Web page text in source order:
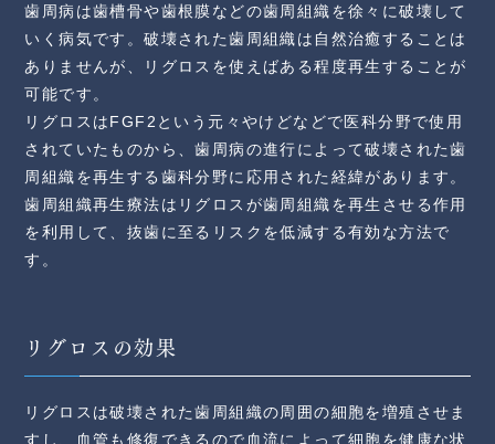
歯周病は歯槽骨や歯根膜などの歯周組織を徐々に破壊して
いく病気です。破壊された歯周組織は自然治癒することは
ありませんが、リグロスを使えばある程度再生することが
可能です。
リグロスはFGF2という元々やけどなどで医科分野で使用
されていたものから、歯周病の進行によって破壊された歯
周組織を再生する歯科分野に応用された経緯があります。
歯周組織再生療法はリグロスが歯周組織を再生させる作用
を利用して、抜歯に至るリスクを低減する有効な方法で
す。
リグロスの効果
リグロスは破壊された歯周組織の周囲の細胞を増殖させま
すし、血管も修復できるので血流によって細胞を健康な状